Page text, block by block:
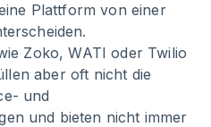
Plattform von einer
Zoko, WATI oder Twilio
aber oft nicht die
und
und bieten nicht immer